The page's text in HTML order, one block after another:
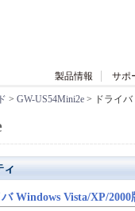
製品情報 サポ
> GW-US54Mini2e> ドライバ
Windows Vista/XP/2000